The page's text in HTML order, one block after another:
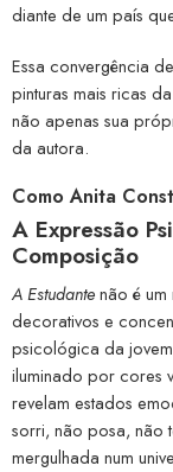
diante de um país
Essa convergência
pinturas mais ricas
não apenas sua
da autora.
Como Anita
A Expressão
Composição
A Estudantenão é
decorativos e
psicológica da
iluminado por cores
revelam estados
sorri, não posa, não
mergulhada num